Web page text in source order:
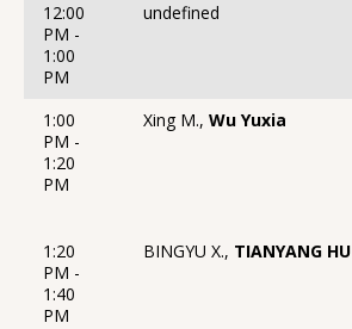
12:00
PM -
1:00
PM
undefined
1:00
PM -
1:20
PM
Xing M., Wu Yuxia
1:20
PM -
1:40
PM
BINGYU X., TIANYANG HU